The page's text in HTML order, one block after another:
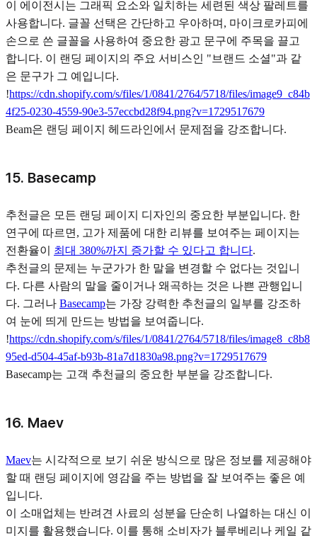
이 에이전시는 그래픽 요소와 일치하는 세련된 색상 팔레트를
사용합니다. 글꼴 선택은 간단하고 우아하며, 마이크로카피에
손으로 쓴 글꼴을 사용하여 중요한 광고 문구에 주목을 끌고
합니다. 이 랜딩 페이지의 주요 서비스인 "브랜드 소셜"과 같
은 문구가 그 예입니다.
!https://cdn.shopify.com/s/files/1/0841/2764/5718/files/image9_c84b
4f25-0230-4559-90e3-57eccbd28f94.png?v=1729517679
Beam은 랜딩 페이지 헤드라인에서 문제점을 강조합니다.
15. Basecamp
추천글은 모든 랜딩 페이지 디자인의 중요한 부분입니다. 한
연구에 따르면, 고가 제품에 대한 리뷰를 보여주는 페이지는
전환율이 최대 380%까지 증가할 수 있다고 합니다.
추천글의 문제는 누군가가 한 말을 변경할 수 없다는 것입니
다. 다른 사람의 말을 줄이거나 왜곡하는 것은 나쁜 관행입니
다. 그러나 Basecamp는 가장 강력한 추천글의 일부를 강조하
여 눈에 띄게 만드는 방법을 보여줍니다.
!https://cdn.shopify.com/s/files/1/0841/2764/5718/files/image8_c8b8
95ed-d504-45af-b93b-81a7d1830a98.png?v=1729517679
Basecamp는 고객 추천글의 중요한 부분을 강조합니다.
16. Maev
Maev는 시각적으로 보기 쉬운 방식으로 많은 정보를 제공해야
할 때 랜딩 페이지에 영감을 주는 방법을 잘 보여주는 좋은 예
입니다.
이 소매업체는 반려견 사료의 성분을 단순히 나열하는 대신 이
미지를 활용했습니다. 이를 통해 소비자가 블루베리나 케일 같